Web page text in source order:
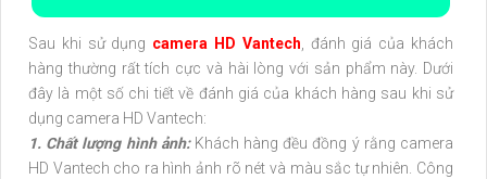
Sau khi sử dụng camera HD Vantech, đánh giá của khách
hàng thường rất tích cực và hài lòng với sản phẩm này. Dưới
đây là một số chi tiết về đánh giá của khách hàng sau khi sử
dụng camera HD Vantech:
1. Chất lượng hình ảnh: Khách hàng đều đồng ý rằng camera
HD Vantech cho ra hình ảnh rõ nét và màu sắc tự nhiên. Công